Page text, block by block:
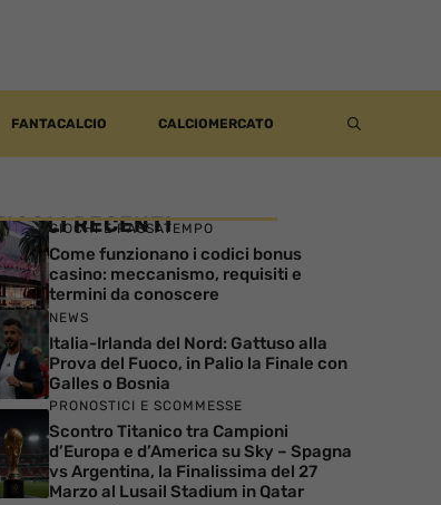
FANTACALCIO CALCIOMERCATO
RECENTI
GIOCHI E PASSATEMPO
Come funzionano i codici bonus
casino: meccanismo, requisiti e
termini da conoscere
NEWS
Italia-Irlanda del Nord: Gattuso alla
Prova del Fuoco, in Palio la Finale con
Galles o Bosnia
PRONOSTICI E SCOMMESSE
Scontro Titanico tra Campioni
d’Europa e d’America su Sky – Spagna
vs Argentina, la Finalissima del 27
Marzo al Lusail Stadium in Qatar